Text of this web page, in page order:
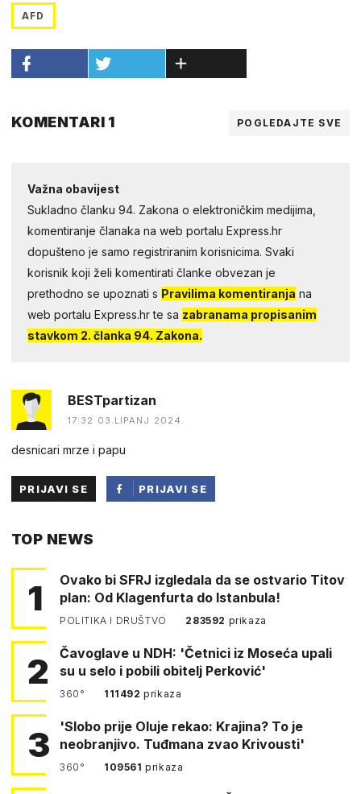
AFD
KOMENTARI 1 POGLEDAJTE SVE
Važna obavijest
Sukladno članku 94. Zakona o elektroničkim medijima,
komentiranje članaka na web portalu Express.hr
dopušteno je samo registriranim korisnicima. Svaki
korisnik koji želi komentirati članke obvezan je
prethodno se upoznati s Pravilima komentiranja na
web portalu Express.hr te sa zabranama propisanim
stavkom 2. članka 94. Zakona.
BESTpartizan
17:32 03.LIPANJ 2024.
desnicari mrze i papu
PRIJAVI SE
PRIJAVI SE
TOP NEWS
1
Ovako bi SFRJ izgledala da se ostvario Titov
plan: Od Klagenfurta do Istanbula!
POLITIKA I DRUŠTVO 283592 prikaza
2
Čavoglave u NDH: 'Četnici iz Moseća upali
su u selo i pobili obitelj Perković'
360° 111492prikaza
3
'Slobo prije Oluje rekao: Krajina? To je
neobranjivo. Tuđmana zvao Krivousti'
360° 109561prikaza